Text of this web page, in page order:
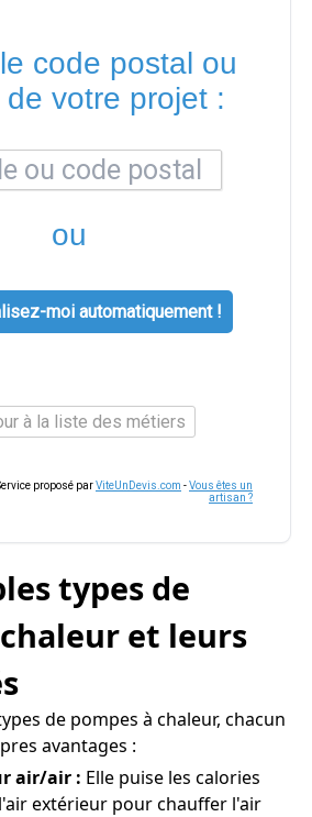
code postal ou
de votre projet :
ou
moi automatiquement !
à la liste des métiers
proposé parViteUnDevis.com -Vous êtes un
artisan ?
types de
et leurs
de pompes à chaleur, chacun
avantages :
air/air : Elle puise les calories
extérieur pour chauffer l'air